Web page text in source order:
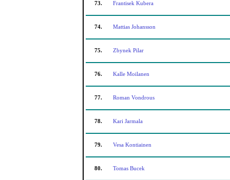
73. Frantisek Kubera
74. Mattias Johansson
75. Zbynek Pilar
76. Kalle Moilanen
77. Roman Vondrous
78. Kari Jarmala
79. Vesa Kontiainen
80. Tomas Bucek